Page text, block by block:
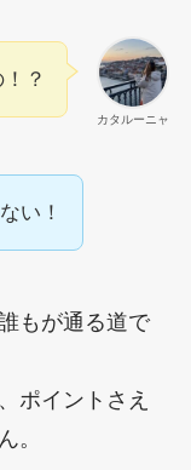
カタルーニャ
？
い！
もが通る道で
ポイントさえ
。